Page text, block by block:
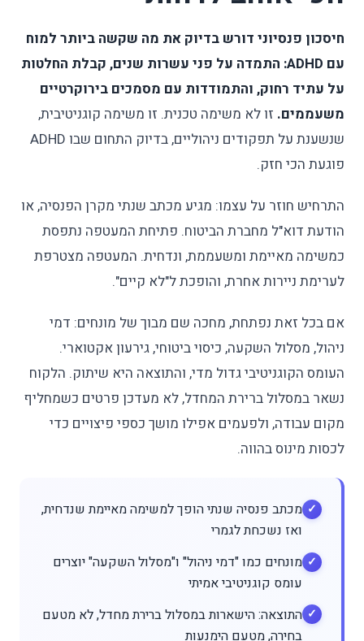
חיסכון פנסיוני דורש בדיוק את מה שקשה ביותר למוח
עם ADHD: התמדה על פני עשרות שנים, קבלת החלטות
על עתיד רחוק, והתמודדות עם מסמכים בירוקרטיים
משעממים. זו לא משימה טכנית. זו משימה קוגניטיבית,
שנשענת על תפקודים ניהוליים, בדיוק התחום שבו ADHD
פוגעת הכי חזק.
התרחיש חוזר על עצמו: מגיע מכתב שנתי מקרן הפנסיה, או
הודעת דוא"ל מחברת הביטוח. פתיחת המעטפה נתפסת
כמשימה מאיימת ומשעממת, ונדחית. המעטפה מצטרפת
לערימת ניירות אחרת, והופכת ל"לא קיים".
אם בכל זאת נפתחת, מחכה שם מבוך של מונחים: דמי
ניהול, מסלול השקעה, כיסוי ביטוחי, גירעון אקטוארי.
העומס הקוגניטיבי גדול מדי, והתוצאה היא שיתוק. הלקוח
נשאר במסלול ברירת המחדל, לא מעדכן פרטים כשמחליף
מקום עבודה, ולפעמים אפילו מושך כספי פיצויים כדי
לכסות מינוס בהווה.
מכתב פנסיה שנתי הופך למשימה מאיימת שנדחית,
ואז נשכחת לגמרי
מונחים כמו "דמי ניהול" ו"מסלול השקעה" יוצרים
עומס קוגניטיבי אמיתי
התוצאה: הישארות במסלול ברירת מחדל, לא מטעם
בחירה, מטעם הימנעות